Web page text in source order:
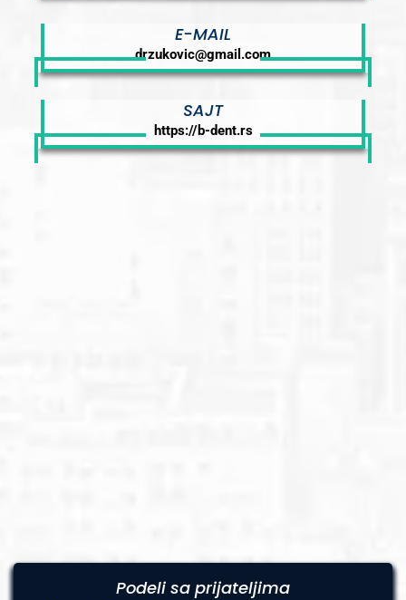
E-MAIL
drzukovic@gmail.com
SAJT
https://b-dent.rs
Podeli sa prijateljima